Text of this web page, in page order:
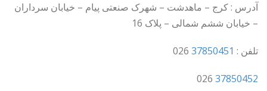
آدرس : کرج – ماهدشت – شهرک صنعتی پیام – خیابان سرداران
– خیابان ششم شمالی – پلاک 16
تلفن : 37850451
37850452